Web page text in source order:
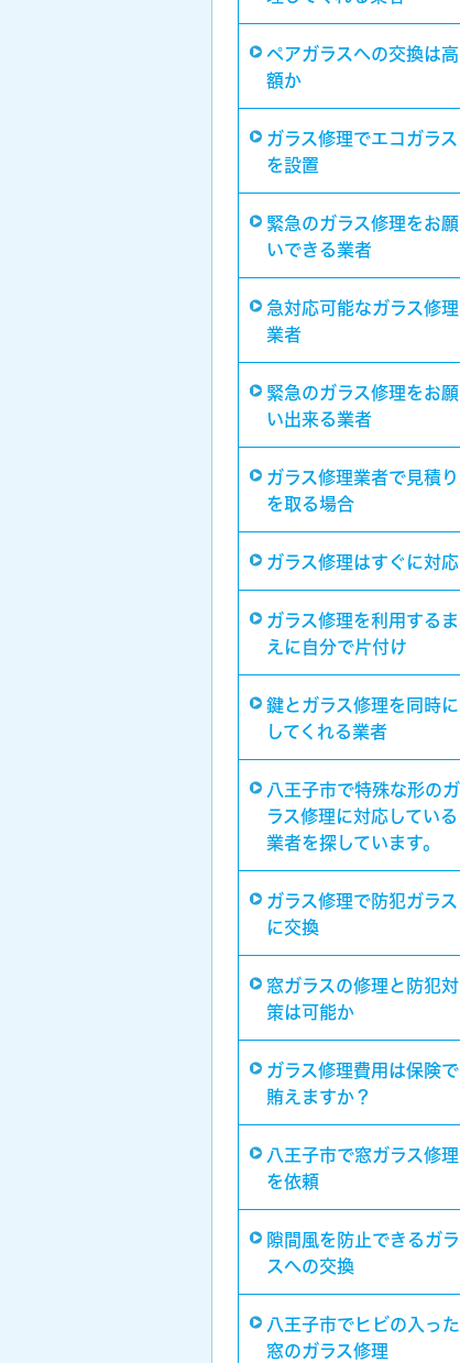
ペアガラスへの交換は高
額か
ガラス修理でエコガラス
を設置
緊急のガラス修理をお願
いできる業者
急対応可能なガラス修理
業者
緊急のガラス修理をお願
い出来る業者
ガラス修理業者で見積り
を取る場合
ガラス修理はすぐに対応
ガラス修理を利用するま
えに自分で片付け
鍵とガラス修理を同時に
してくれる業者
八王子市で特殊な形のガ
ラス修理に対応している
業者を探しています。
ガラス修理で防犯ガラス
に交換
窓ガラスの修理と防犯対
策は可能か
ガラス修理費用は保険で
賄えますか？
八王子市で窓ガラス修理
を依頼
隙間風を防止できるガラ
スへの交換
八王子市でヒビの入った
窓のガラス修理